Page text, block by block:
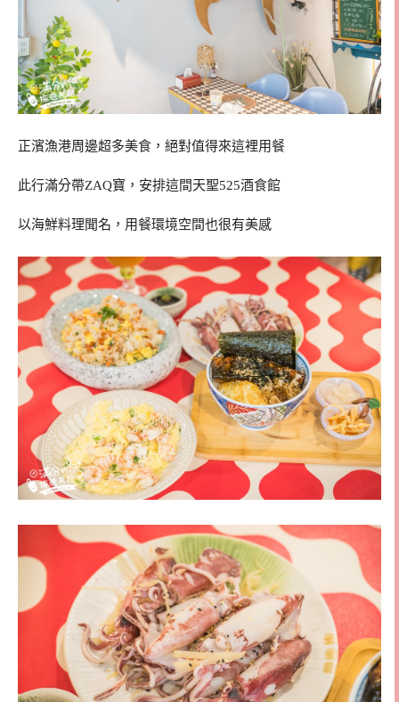
正濱漁港周邊超多美食，絕對值得來這裡用餐
此行滿分帶ZAQ寶，安排這間天聖525酒食館
以海鮮料理聞名，用餐環境空間也很有美感